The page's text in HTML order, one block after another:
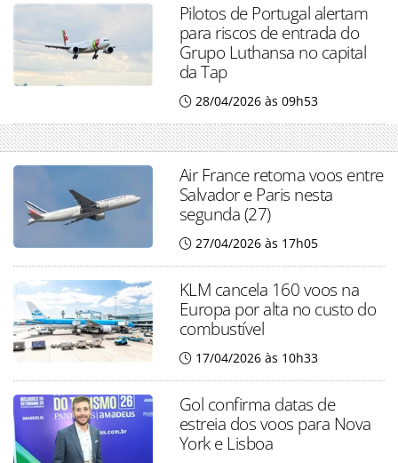
Pilotos de Portugal alertam
para riscos de entrada do
Grupo Luthansa no capital
da Tap
28/04/2026 às 09h53
Air France retoma voos entre
Salvador e Paris nesta
segunda (27)
27/04/2026 às 17h05
KLM cancela 160 voos na
Europa por alta no custo do
combustível
17/04/2026 às 10h33
Gol confirma datas de
estreia dos voos para Nova
York e Lisboa